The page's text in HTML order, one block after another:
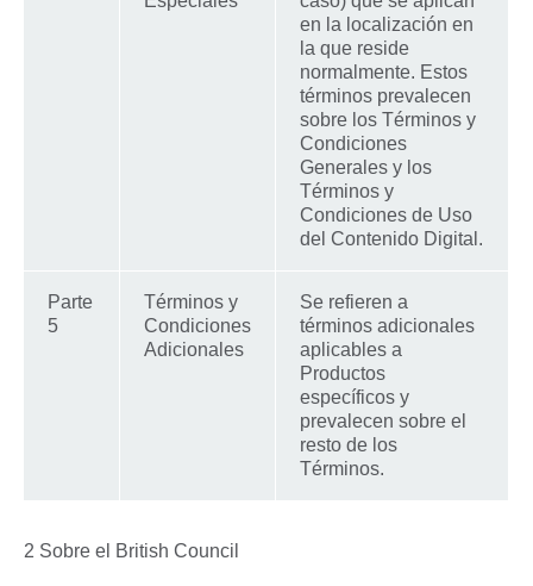
en la localización en
la que reside
normalmente. Estos
términos prevalecen
sobre los Términos y
Condiciones
Generales y los
Términos y
Condiciones de Uso
del Contenido Digital.
Parte
5
Términos y
Condiciones
Adicionales
Se refieren a
términos adicionales
aplicables a
Productos
específicos y
prevalecen sobre el
resto de los
Términos.
2 Sobre el British Council